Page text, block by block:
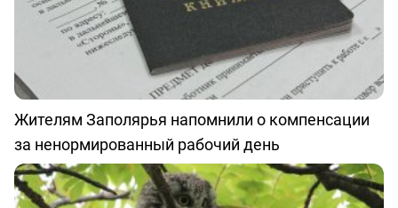
Жителям Заполярья напомнили о компенсации
за ненормированный рабочий день